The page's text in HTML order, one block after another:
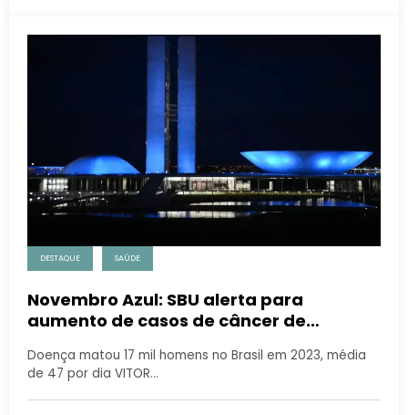
DESTAQUE SAÚDE
Novembro Azul: SBU alerta para
aumento de casos de câncer de
Doença matou 17 mil homens no Brasil em 2023, média
de 47 por dia VITOR…